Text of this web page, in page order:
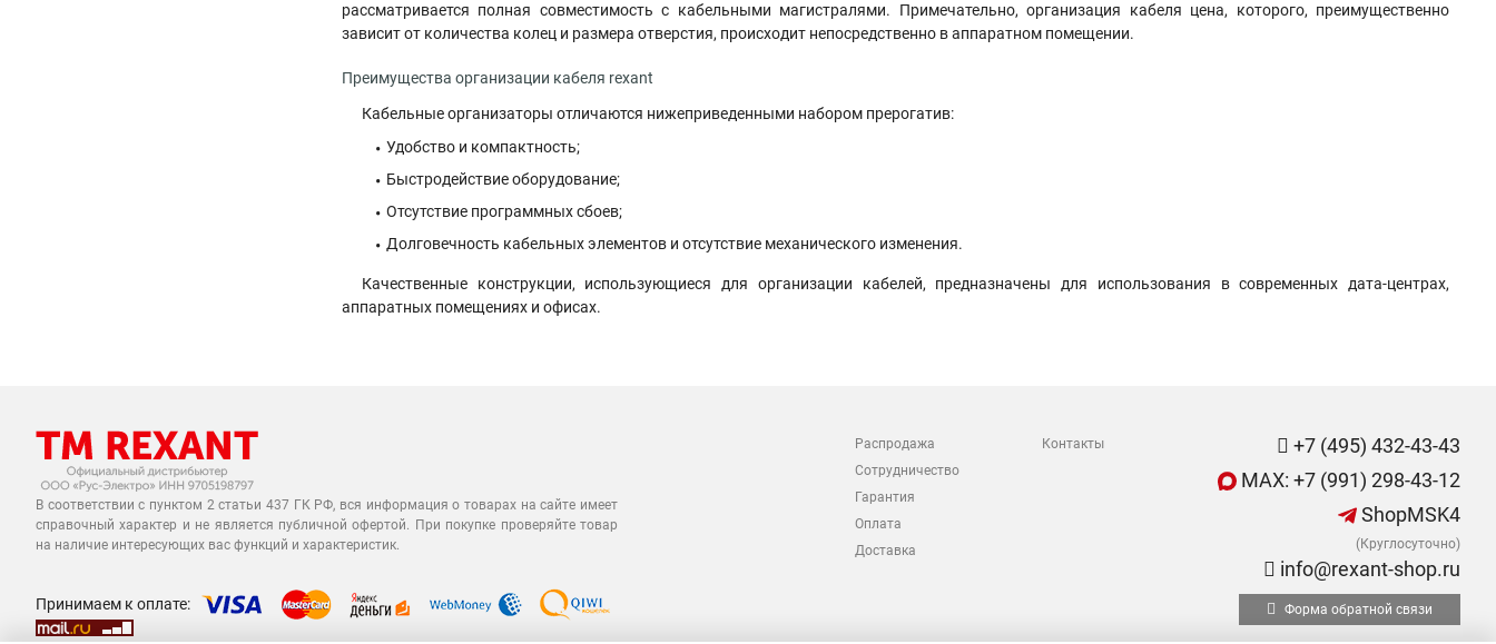
рассматривается полная совместимость с кабельными магистралями. Примечательно, организация кабеля цена, которого, преимущественно
зависит от количества колец и размера отверстия, происходит непосредственно в аппаратном помещении.
Преимущества организации кабеля rexant
Кабельные организаторы отличаются нижеприведенными набором прерогатив:
Удобство и компактность;
Быстродействие оборудование;
Отсутствие программных сбоев;
Долговечность кабельных элементов и отсутствие механического изменения.
Качественные конструкции, использующиеся для организации кабелей, предназначены для использования в современных дата-центрах,
аппаратных помещениях и офисах.
В соответствии с пунктом 2 статьи 437 ГК РФ, вся информация о товарах на сайте имеет
справочный характер и не является публичной офертой. При покупке проверяйте товар
на наличие интересующих вас функций и характеристик.
Распродажа
Сотрудничество
Гарантия
Оплата
Доставка
Контакты
+7 (495) 432-43-43
MAX: +7 (991) 298-43-12
ShopMSK4
(Круглосуточно)
info@rexant-shop.ru
Принимаем к оплате: Форма обратной связи